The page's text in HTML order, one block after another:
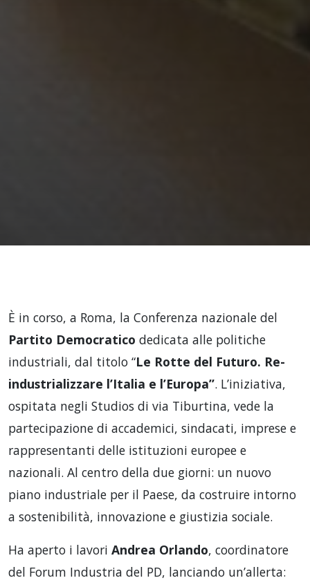
È in corso, a Roma, la Conferenza nazionale del
Partito Democratico dedicata alle politiche
industriali, dal titolo “Le Rotte del Futuro. Re-
industrializzare l’Italia e l’Europa”. L’iniziativa,
ospitata negli Studios di via Tiburtina, vede la
partecipazione di accademici, sindacati, imprese e
rappresentanti delle istituzioni europee e
nazionali. Al centro della due giorni: un nuovo
piano industriale per il Paese, da costruire intorno
a sostenibilità, innovazione e giustizia sociale.
Ha aperto i lavori Andrea Orlando, coordinatore
del Forum Industria del PD, lanciando un’allerta: